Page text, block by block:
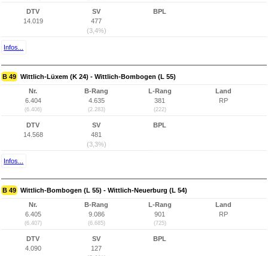
DTV
14.019
SV
477
(3,4%)
BPL
Infos...
B 49 Wittlich-Lüxem (K 24) - Wittlich-Bombogen (L 55)
Nr.
6.404
(6.406)
B-Rang
4.635
(2.283)
L-Rang
381
(222)
Land
RP
DTV
14.568
SV
481
(3,3%)
BPL
Infos...
B 49 Wittlich-Bombogen (L 55) - Wittlich-Neuerburg (L 54)
Nr.
6.405
(6.407)
B-Rang
9.086
(6.685)
L-Rang
901
(725)
Land
RP
DTV
4.090
SV
127
BPL